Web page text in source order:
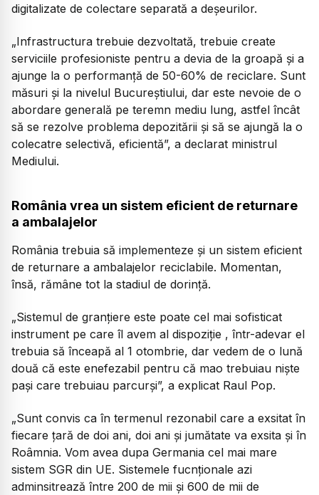
digitalizate de colectare separată a deșeurilor.
„Infrastructura trebuie dezvoltată, trebuie create
serviciile profesioniste pentru a devia de la groapă și a
ajunge la o performanță de 50-60% de reciclare. Sunt
măsuri și la nivelul Bucureștiului, dar este nevoie de o
abordare generală pe teremn mediu lung, astfel încât
să se rezolve problema depozitării și să se ajungă la o
colecatre selectivă, eficientă”, a declarat ministrul
Mediului.
România vrea un sistem eficient de returnare
a ambalajelor
România trebuia să implementeze și un sistem eficient
de returnare a ambalajelor reciclabile. Momentan,
însă, rămâne tot la stadiul de dorință.
„Sistemul de granțiere este poate cel mai sofisticat
instrument pe care îl avem al dispoziție , într-adevar el
trebuia să înceapă al 1 otombrie, dar vedem de o lună
două că este enefezabil pentru că mao trebuiau niște
pași care trebuiau parcurși”, a explicat Raul Pop.
„Sunt convis ca în termenul rezonabil care a exsitat în
fiecare țară de doi ani, doi ani și jumătate va exsita și în
Roâmnia. Vom avea dupa Germania cel mai mare
sistem SGR din UE. Sistemele fucnționale azi
adminsitrează între 200 de mii și 600 de mii de